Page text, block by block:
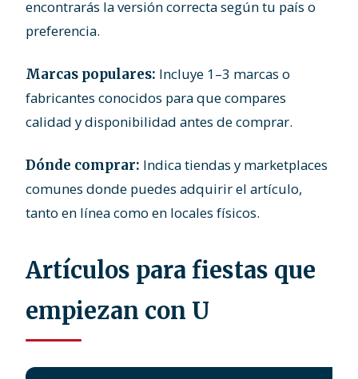
encontrarás la versión correcta según tu país o
preferencia.
Marcas populares: Incluye 1–3 marcas o
fabricantes conocidos para que compares
calidad y disponibilidad antes de comprar.
Dónde comprar: Indica tiendas y marketplaces
comunes donde puedes adquirir el artículo,
tanto en línea como en locales físicos.
Artículos para fiestas que
empiezan con U